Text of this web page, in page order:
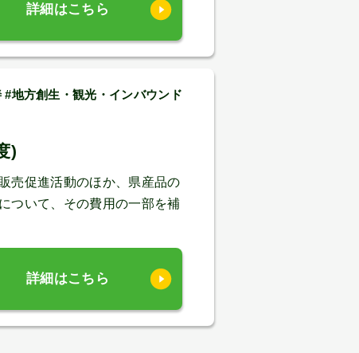
詳細はこちら
地方創生・観光・インバウンド
)
売促進活動のほか、県産品の
ついて、その費用の一部を補
詳細はこちら